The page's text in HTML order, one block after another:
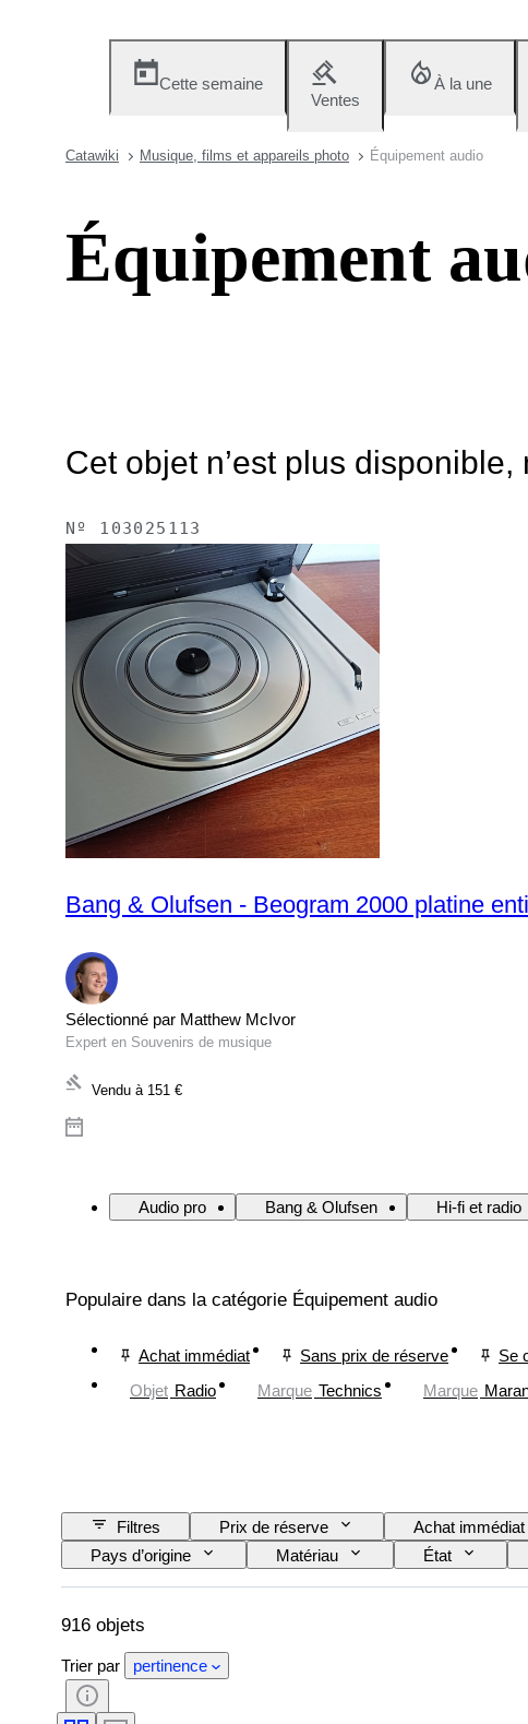
Cette semaine
Ventes
À la une
Catawiki Musique, films et appareils photo Équipement audio
Équipement
Cet objet n’est plus
Nº 103025113
Bang & Olufsen - Beogram 2000 platine
Sélectionné par Matthew McIvor
Expert en Souvenirs de musique
Vendu à 151 €
Audio pro Bang & Olufsen Hi-fi et radio
Populaire dans la catégorie Équipement audio
Achat immédiat Sans prix de réserve Se
Objet Radio Marque Technics Marque
Filtres Prix de réserve Achat immédiat
Pays d’origine
Matériau État
Maison de disques
Époque Créateur
916 objets
Trier par pertinence